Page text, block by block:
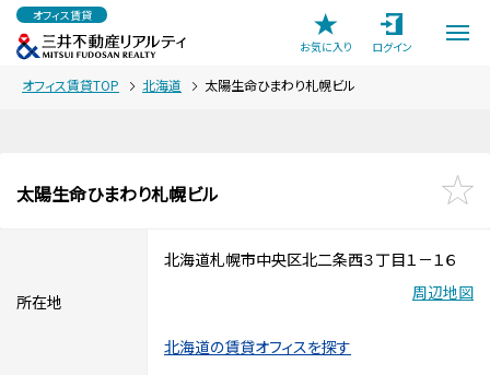
オフィス賃貸
お気に入り
ログイン
オフィス賃貸TOP 北海道 太陽生命ひまわり札幌ビル
太陽生命ひまわり札幌ビル
所在地
北海道札幌市中央区北二条西３丁目１－１６
周辺地図
北海道の賃貸オフィスを探す